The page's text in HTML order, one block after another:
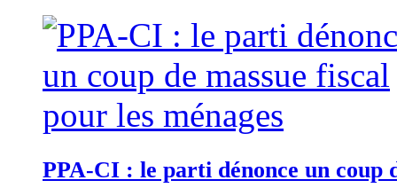
PPA-CI : le parti dénonce un coup